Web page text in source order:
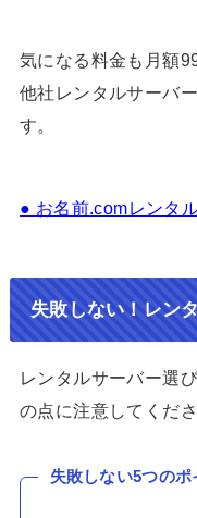
気になる料金も月額
他社レンタルサーバ
す。
● お名前.comレンタ
失敗しない！レン
レンタルサーバー選
の点に注意してくださ
失敗しない5つのポ